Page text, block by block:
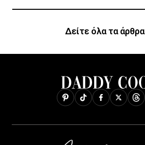
Δείτε όλα τα άρθρα